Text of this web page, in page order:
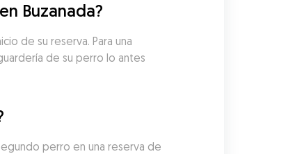
Buzanada?
de su reserva. Para una
de su perro lo antes
perro en una reserva de